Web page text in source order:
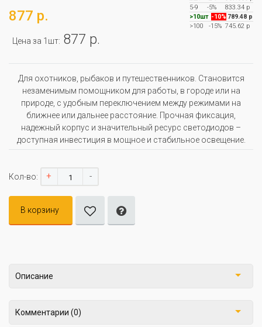
877 р.
Цена за 1шт: 877 р.
5-9
-5%
833.34 р
>10шт -10% 789.48 р
>100
-15% 745.62 р
Для охотников, рыбаков и путешественников. Становится
незаменимым помощником для работы, в городе или на
природе, с удобным переключением между режимами на
ближнее или дальнее расстояние. Прочная фиксация,
надежный корпус и значительный ресурс светодиодов –
доступная инвестиция в мощное и стабильное освещение.
Кол-во: + -
В корзину
Описание
Комментарии (0)